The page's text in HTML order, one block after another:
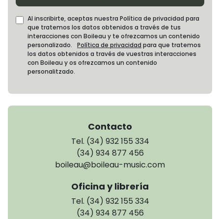
Al inscribirte, aceptas nuestra Política de privacidad para
que tratemos los datos obtenidos a través de tus
interacciones con Boileau y te ofrezcamos un contenido
personalizado. Política de privacidad para que tratemos
los datos obtenidos a través de vuestras interacciones
con Boileau y os ofrezcamos un contenido
personalitzado.
Contacto
Tel. (34) 932 155 334
(34) 934 877 456
boileau@boileau-music.com
Oficina y librería
Tel. (34) 932 155 334
(34) 934 877 456